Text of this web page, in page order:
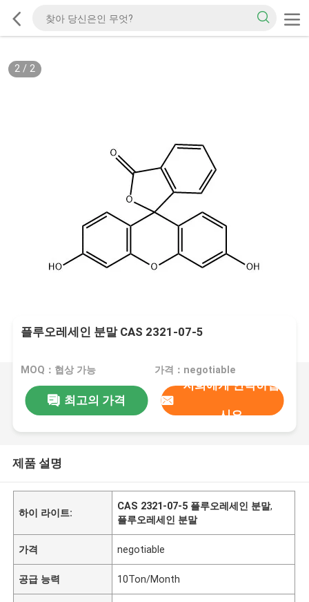
2/ 2
플루오레세인 분말 CAS 2321-07-5
MOQ：협상 가능 가격：negotiable
최고의 가격
저희에게 연락하십
시오
제품 설명
하이 라이트:
CAS 2321-07-5 플루오레세인 분말,
플루오레세인 분말
가격 negotiable
공급 능력 10Ton/Month